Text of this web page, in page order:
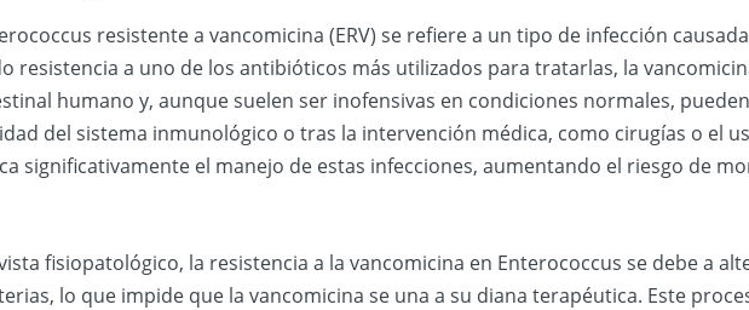
resistente a vancomicina (ERV) se refiere a un tipo de infección
resistencia a uno de los antibióticos más utilizados para tratarlas, la
humano y, aunque suelen ser inofensivas en condiciones normales,
del sistema inmunológico o tras la intervención médica, como cirugías o el
significativamente el manejo de estas infecciones, aumentando el riesgo de
fisiopatológico, la resistencia a la vancomicina en Enterococcus se debe a
lo que impide que la vancomicina se una a su diana terapéutica. Este